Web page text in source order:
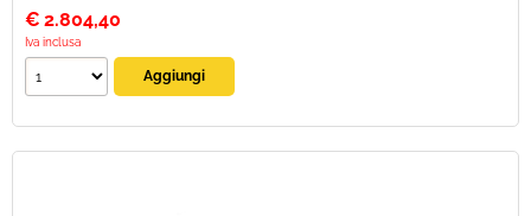
€ 2.804,40
Iva inclusa